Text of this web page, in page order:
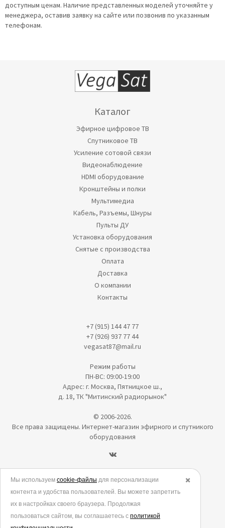
доступным ценам. Наличие представленных моделей уточняйте у
менеджера, оставив заявку на сайте или позвонив по указанным
телефонам.
Каталог
Эфирное цифровое ТВ
Спутниковое ТВ
Усиление сотовой связи
Видеонаблюдение
HDMI оборудование
Кронштейны и полки
Мультимедиа
Кабель, Разъемы, Шнуры
Пульты ДУ
Установка оборудования
Снятые с производства
Оплата
Доставка
О компании
Контакты
+7 (915) 144 47 77
+7 (926) 937 77 44
vegasat87@mail.ru
Режим работы
ПН-ВС: 09:00-19:00
Адрес: г. Москва, Пятницкое ш.,
д. 18, ТК "Митинский радиорынок"
© 2006-2026.
Все права защищены. Интернет-магазин эфирного и спутникого
оборудования
Политика в отношении обработки персональных данных
Согласие на обработку персональных данных
Согласие на обработку данных метрическими программами
✖️
Мы используем cookie-файлы для персонализации
контента и удобства пользователей. Вы можете запретить
их в настройках своего браузера. Продолжая
пользоваться сайтом, вы соглашаетесь с политикой